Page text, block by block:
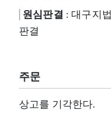
원심판결 : 대구지
판결
주문
상고를 기각한다.